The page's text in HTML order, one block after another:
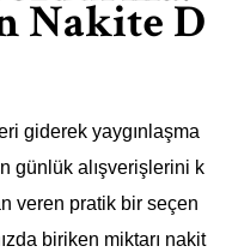
Nakite D
giderek yaygınlaşma
günlük alışverişlerini k
veren pratik bir seçen
biriken miktarı nakit